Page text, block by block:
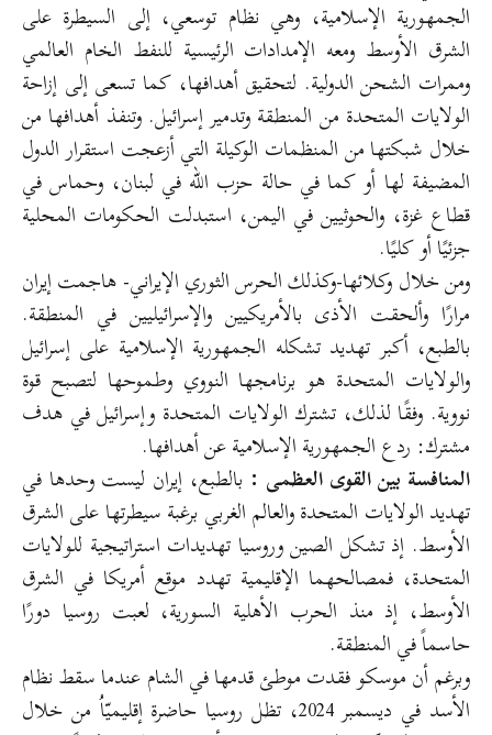
الجمهورية الإسلامية، وهي نظام توسعي، إلى السيطرة على
الشرق الأوسط ومعه الإمدادات الرئيسية للنفط الخام العالمي
وممرات الشحن الدولية. لتحقيق أهدافها، كما تسعى إلى إزاحة
الولايات المتحدة من المنطقة وتدمير إسرائيل. وتنفذ أهدافها من
خلال شبكتها من المنظمات الوكيلة التي أزعجت استقرار الدول
المضيفة لها أو كما في حالة حزب الله في لبنان، وحماس في
قطاع غزة، والحوثيين في اليمن، استبدلت الحكومات المحلية
جزئيًا أو كليًا.
ومن خلال وكلائها-وكذلك الحرس الثوري الإيراني- هاجمت إيران
مرارًا وألحقت الأذى بالأمريكيين والإسرائيليين في المنطقة.
بالطبع، أكبر تهديد تشكله الجمهورية الإسلامية على إسرائيل
والولايات المتحدة هو برنامجها النووي وطموحها لتصبح قوة
نووية. وفقًا لذلك، تشترك الولايات المتحدة وإسرائيل في هدف
مشترك: ردع الجمهورية الإسلامية عن أهدافها.
المنافسة بين القوى العظمى : بالطبع، إيران ليست وحدها في
تهديد الولايات المتحدة والعالم الغربي برغبة سيطرتها على الشرق
الأوسط. إذ تشكل الصين وروسيا تهديدات استراتيجية للولايات
المتحدة، فمصالحهما الإقليمية تهدد موقع أمريكا في الشرق
الأوسط، إذ منذ الحرب الأهلية السورية، لعبت روسيا دورًا
حاسماً في المنطقة.
وبرغم أن موسكو فقدت موطئ قدمها في الشام عندما سقط نظام
الأسد في ديسمبر 2024، تظل روسيا حاضرة إقليميّاُ من خلال